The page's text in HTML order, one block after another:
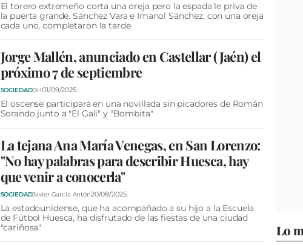
El torero extremeño corta una oreja pero la espada le priva de
la puerta grande. Sánchez Vara e Imanol Sánchez, con una oreja
cada uno, completaron la tarde
Jorge Mallén, anunciado en Castellar (Jaén) el
próximo 7 de septiembre
SOCIEDADDH01/09/2025
El oscense participará en una novillada sin picadores de Román
Sorando junto a "El Gali" y "Bombita"
La tejana Ana María Venegas, en San Lorenzo:
"No hay palabras para describir Huesca, hay
que venir a conocerla"
SOCIEDADJavier García Antón20/08/2025
La estadounidense, que ha acompañado a su hijo a la Escuela
de Fútbol Huesca, ha disfrutado de las fiestas de una ciudad
"cariñosa"
Lo